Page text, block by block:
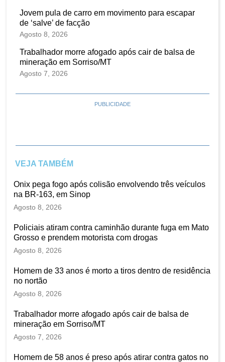
Jovem pula de carro em movimento para escapar
de ‘salve’ de facção
Agosto 8, 2026
Trabalhador morre afogado após cair de balsa de
mineração em Sorriso/MT
Agosto 7, 2026
PUBLICIDADE
VEJA TAMBÉM
Onix pega fogo após colisão envolvendo três veículos
na BR-163, em Sinop
Agosto 8, 2026
Policiais atiram contra caminhão durante fuga em Mato
Grosso e prendem motorista com drogas
Agosto 8, 2026
Homem de 33 anos é morto a tiros dentro de residência
no nortão
Agosto 8, 2026
Trabalhador morre afogado após cair de balsa de
mineração em Sorriso/MT
Agosto 7, 2026
Homem de 58 anos é preso após atirar contra gatos no